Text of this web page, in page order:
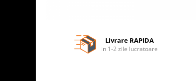
Livrare RAPIDA
in 1-2 zile lucratoare